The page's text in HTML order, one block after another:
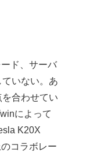
ド、サーバ
いない。あ
合わせてい
によって
K20X
コラボレー